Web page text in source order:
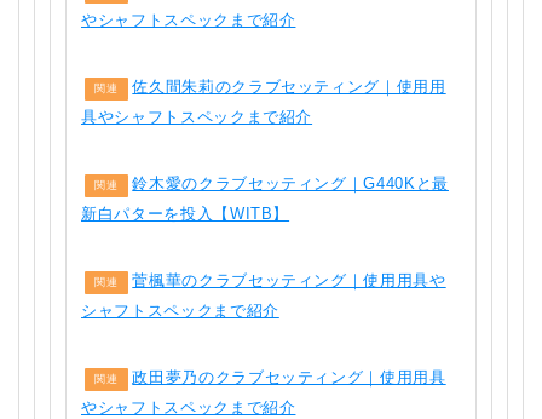
やシャフトスペックまで紹介
関連
佐久間朱莉のクラブセッティング｜使用用
具やシャフトスペックまで紹介
関連
鈴木愛のクラブセッティング｜G440Kと最
新白パターを投入【WITB】
関連
菅楓華のクラブセッティング｜使用用具や
シャフトスペックまで紹介
関連
政田夢乃のクラブセッティング｜使用用具
やシャフトスペックまで紹介